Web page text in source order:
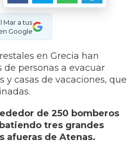
Mar a tus
Google
en Grecia han
personas a evacuar
y casas de vacaciones, que
de 250 bomberos
tres grandes
afueras de Atenas.